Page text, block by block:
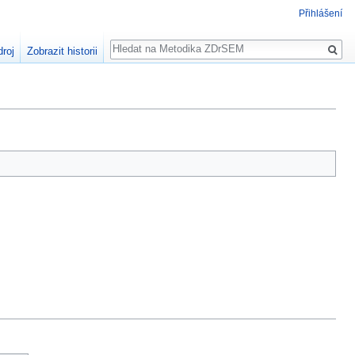
Přihlášení
Zobrazit historii
Hledat